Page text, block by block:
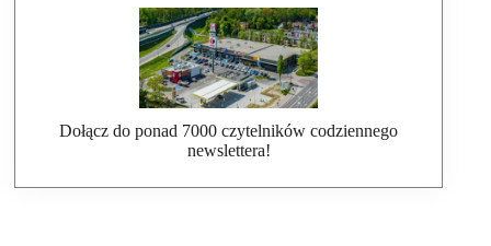
Dołącz do ponad 7000 czytelników codziennego
newslettera!